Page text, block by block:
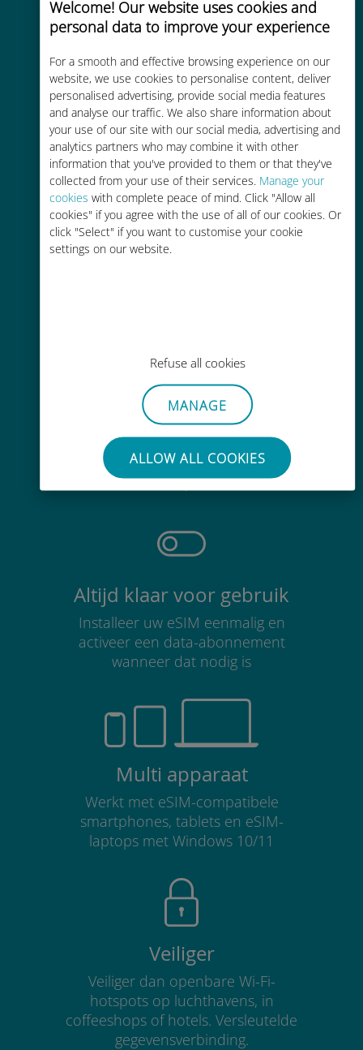
Welcome! Our website uses cookies and
personal data to improve your experience
For a smooth and effective browsing experience on our
website, we use cookies to personalise content, deliver
personalised advertising, provide social media features
and analyse our traffic. We also share information about
your use of our site with our social media, advertising and
analytics partners who may combine it with other
information that you've provided to them or that they've
collected from your use of their services. Manage your
cookies with complete peace of mind. Click "Allow all
cookies" if you agree with the use of all of our cookies. Or
click "Select" if you want to customise your cookie
settings on our website.
Refuse all cookies
MANAGE
ALLOW ALL COOKIES
Kosteneffectief
Tot 90% goedkoper dan
roamingkosten bij je huidige
provider
Moeiteloos
Je hoeft je bestaande simkaart niet
te verwijderen
Altijd klaar voor gebruik
Installeer uw eSIM eenmalig en
activeer een data-abonnement
wanneer dat nodig is
Multi apparaat
Werkt met eSIM-compatibele
smartphones, tablets en eSIM-
laptops met Windows 10/11
Veiliger
Veiliger dan openbare Wi-Fi-
hotspots op luchthavens, in
coffeeshops of hotels. Versleutelde
gegevensverbinding.